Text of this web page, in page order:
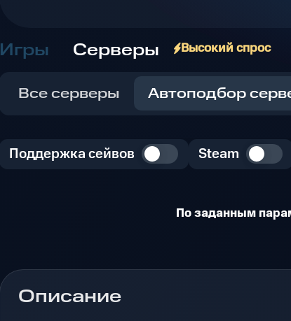
Игры Серверы Высокий спрос
Все серверы Автоподбор
Поддержка сейвов Steam
По заданным
Описание